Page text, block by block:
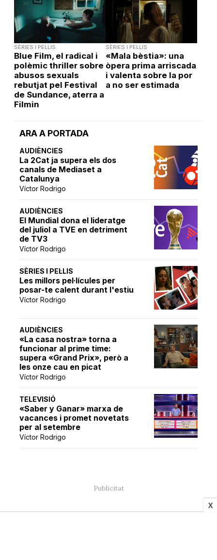
X
ARA A PORTADA
AUDIÈNCIES
La 2Cat ja supera els dos
canals de Mediaset a
Catalunya
Víctor Rodrigo
AUDIÈNCIES
El Mundial dona el lideratge
del juliol a TVE en detriment
de TV3
Víctor Rodrigo
SÈRIES I PEL·LIS
Les millors pel·lícules per
posar-te calent durant l'estiu
Víctor Rodrigo
AUDIÈNCIES
«La casa nostra» torna a
funcionar al prime time:
supera «Grand Prix», però a
les onze cau en picat
Víctor Rodrigo
TELEVISIÓ
«Saber y Ganar» marxa de
vacances i promet novetats
per al setembre
Víctor Rodrigo
SÈRIES I PEL·LIS
Blue Film, el radical i
polèmic thriller sobre
abusos sexuals
rebutjat pel Festival
de Sundance, aterra a
Filmin
SÈRIES I PEL·LIS
«Mala bèstia»: una
òpera prima arriscada
i valenta sobre la por
a no ser estimada